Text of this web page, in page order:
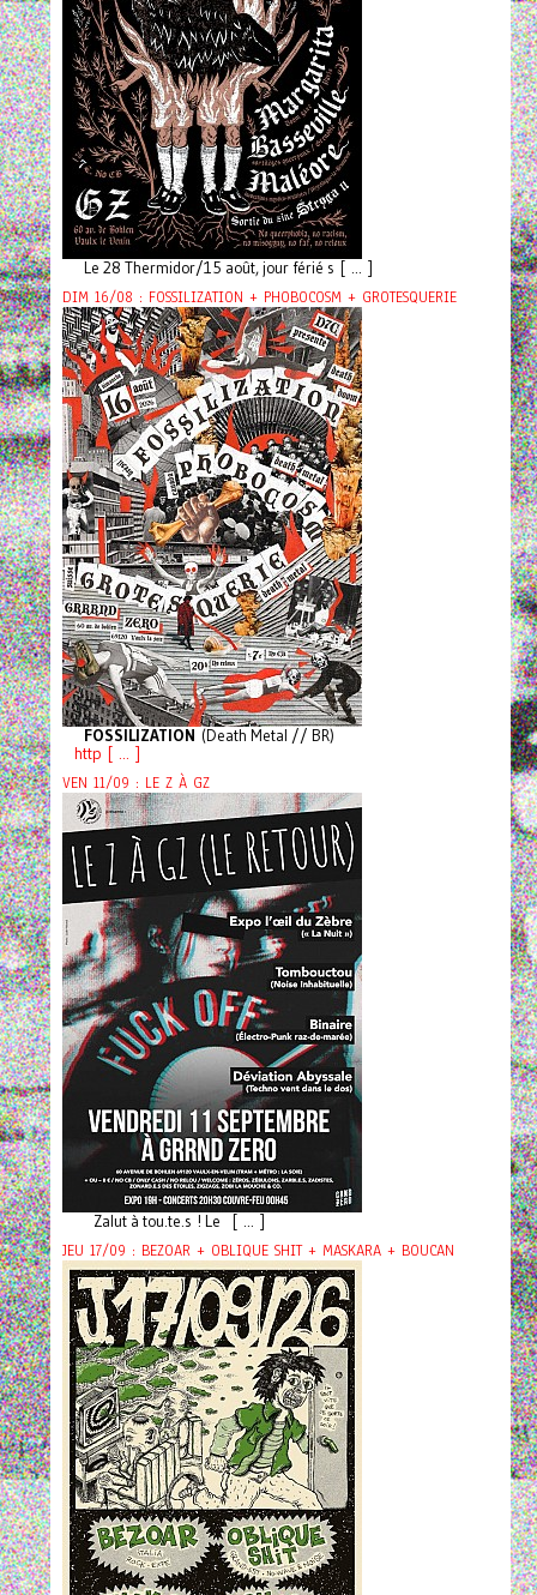
Le 28 Thermidor/15 août, jour férié s [ ... ]
DIM 16/08 : FOSSILIZATION + PHOBOCOSM + GROTESQUERIE
FOSSILIZATION (Death Metal // BR)
http [ ... ]
VEN 11/09 : LE Z À GZ
Zalut à tou.te.s ! Le [ ... ]
JEU 17/09 : BEZOAR + OBLIQUE SHIT + MASKARA + BOUCAN